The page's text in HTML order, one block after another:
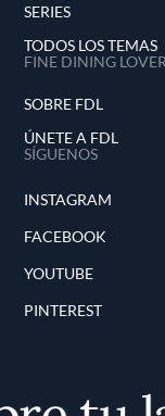
SERIES
TODOS LOS TEMAS
FINE DINING
SOBRE FDL
ÚNETE A FDL
SÍGUENOS
INSTAGRAM
FACEBOOK
YOUTUBE
PINTEREST